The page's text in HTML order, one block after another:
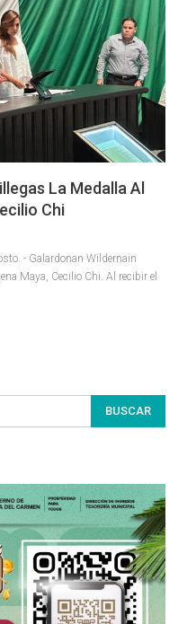
La Medalla Al
Chi
- Galardonan Wildernain
Maya, Cecilio Chi. Al recibir el